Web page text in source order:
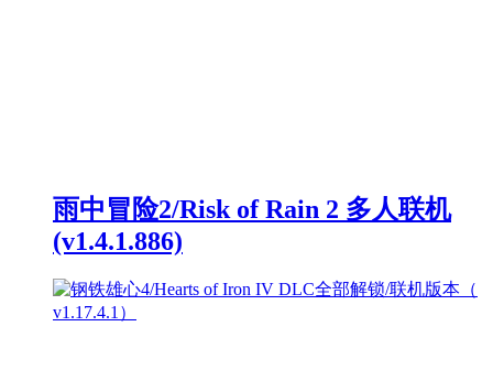
雨中冒险2/Risk of Rain 2 多人联机
(v1.4.1.886)